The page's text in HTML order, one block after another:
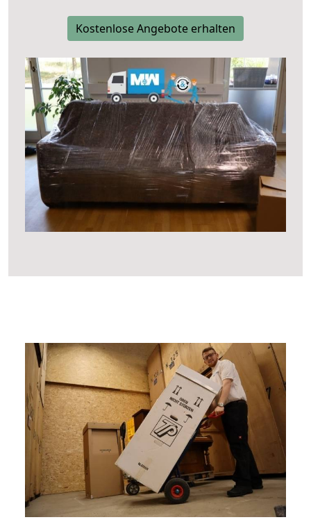
Kostenlose Angebote erhalten